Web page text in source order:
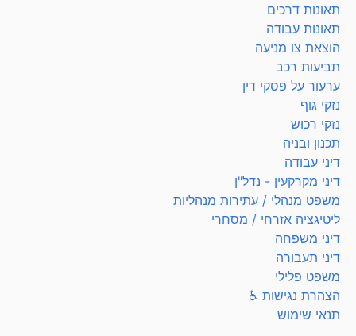
תאונות דרכים
תאונות עבודה
הוצאת צו מניעה
תביעות רכב
ערעור על פסקי דין
נזקי גוף
נזקי רכוש
תכנון ובניה
דיני עבודה
דיני מקרקעין - נדל"ן
משפט מנהלי / עתירות מנהליות
ליטיגציה אזרחי / מסחרי
דיני משפחה
דיני תעבורה
משפט פלילי
הצהרת נגישות ♿
תנאי שימוש